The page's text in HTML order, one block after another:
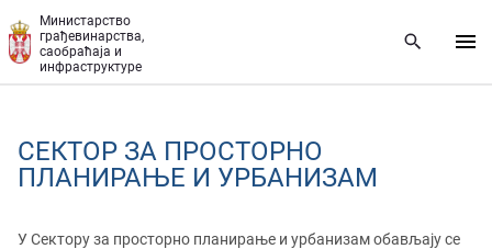
Министарство
грађевинарства,
саобраћаја и
инфраструктуре
СЕКТОР ЗА ПРОСТОРНО
ПЛАНИРАЊЕ И УРБАНИЗАМ
У Сектору за просторно планирање и урбанизам обављају се